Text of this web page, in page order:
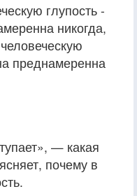
глупость -
никогда,
преднамеренна
— какая
почему в